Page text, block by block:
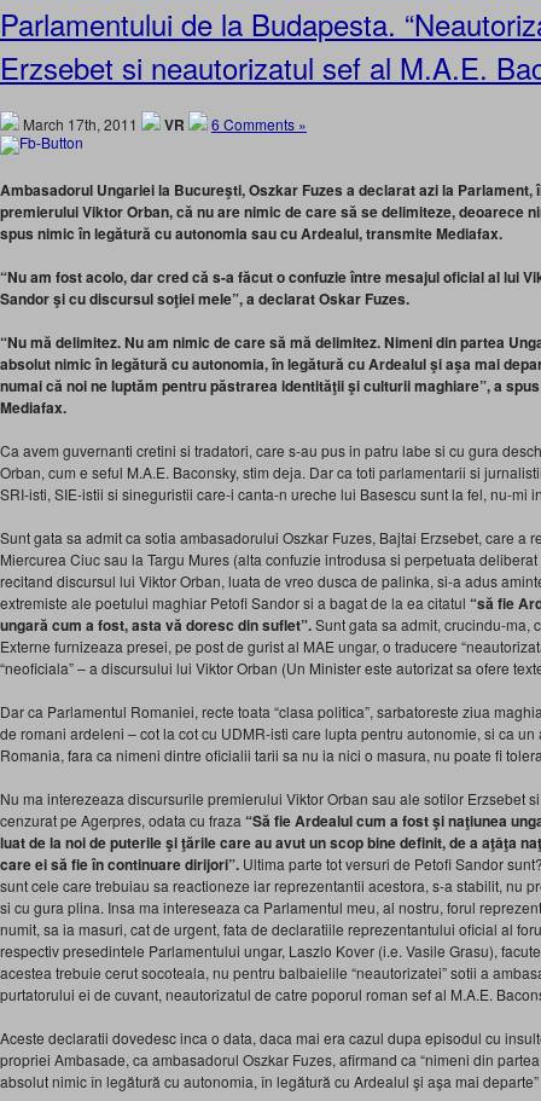
Parlamentului de la Budapesta.
Erzsebet si neautorizatul sef al M.A.E.
March 17th, 2011 VR 6 Comments »
Ambasadorul Ungariei la Bucureşti, Oszkar Fuzes a declarat azi la
premierului Viktor Orban, că nu are nimic de care să se delimiteze, deoarece
spus nimic în legătură cu autonomia sau cu Ardealul, transmite Mediafax.
“Nu am fost acolo, dar cred că s-a făcut o confuzie între mesajul oficial al lui
Sandor şi cu discursul soţiei mele”, a declarat Oskar Fuzes.
“Nu mă delimitez. Nu am nimic de care să mă delimitez. Nimeni din partea
absolut nimic în legătură cu autonomia, în legătură cu Ardealul şi aşa mai
numai că noi ne luptăm pentru păstrarea identităţii şi culturii maghiare”, a
Mediafax.
Ca avem guvernanti cretini si tradatori, care s-au pus in patru labe si cu gura
Orban, cum e seful M.A.E. Baconsky, stim deja. Dar ca toti parlamentarii si
SRI-isti, SIE-istii si sineguristii care-i canta-n ureche lui Basescu sunt la fel, nu-mi
Sunt gata sa admit ca sotia ambasadorului Oszkar Fuzes, Bajtai Erzsebet, care a
Miercurea Ciuc sau la Targu Mures (alta confuzie introdusa si perpetuata
recitand discursul lui Viktor Orban, luata de vreo dusca de palinka, si-a adus
extremiste ale poetului maghiar Petofi Sandor si a bagat de la ea citatul “să fie
ungară cum a fost, asta vă doresc din suflet”.Sunt gata sa admit, crucindu-ma,
Externe furnizeaza presei, pe post de gurist al MAE ungar, o traducere
“neoficiala” – a discursului lui Viktor Orban (Un Minister este autorizat sa ofere
Dar ca Parlamentul Romaniei, recte toata “clasa politica”, sarbatoreste ziua
de romani ardeleni – cot la cot cu UDMR-isti care lupta pentru autonomie, si ca
Romania, fara ca nimeni dintre oficialii tarii sa nu ia nici o masura, nu poate fi
Nu ma interezeaza discursurile premierului Viktor Orban sau ale sotilor Erzsebet si
cenzurat pe Agerpres, odata cu fraza “Să fie Ardealul cum a fost şi naţiunea
luat de la noi de puterile şi ţările care au avut un scop bine definit, de a aţâţa
care ei să fie în continuare dirijori”. Ultima parte tot versuri de Petofi Sandor
sunt cele care trebuiau sa reactioneze iar reprezentantii acestora, s-a stabilit, nu
si cu gura plina. Insa ma intereseaza ca Parlamentul meu, al nostru, forul
numit, sa ia masuri, cat de urgent, fata de declaratiile reprezentantului oficial al
respectiv presedintele Parlamentului ungar, Laszlo Kover (i.e. Vasile Grasu),
acestea trebuie cerut socoteala, nu pentru balbaielile “neautorizatei” sotii a
purtatorului ei de cuvant, neautorizatul de catre poporul roman sef al M.A.E.
Aceste declaratii dovedesc inca o data, daca mai era cazul dupa episodul cu
propriei Ambasade, ca ambasadorul Oszkar Fuzes, afirmand ca “nimeni din
absolut nimic în legătură cu autonomia, în legătură cu Ardealul şi aşa mai departe”